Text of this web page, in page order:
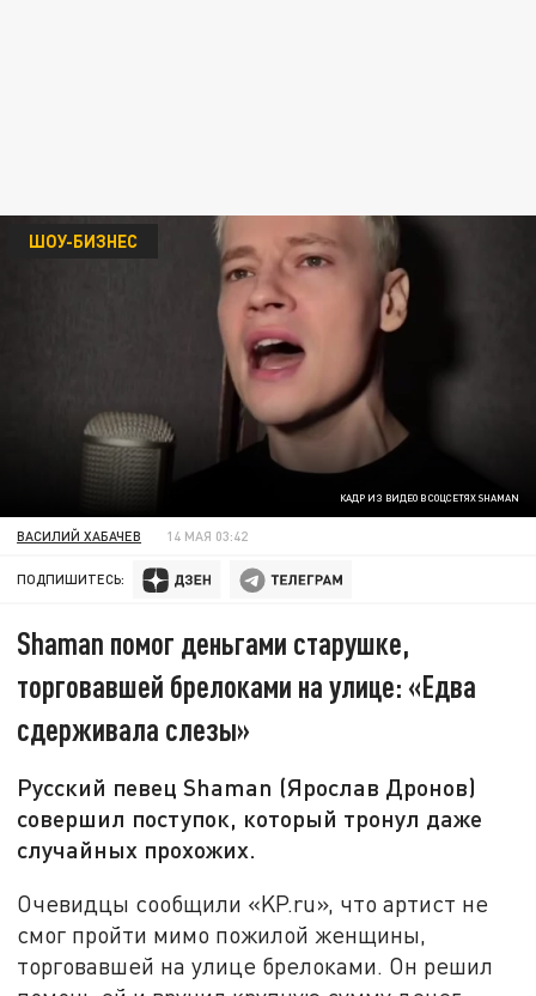
КАДР ИЗ ВИДЕО В СОЦСЕТЯХ SHAMAN
ШОУ-БИЗНЕС
ВАСИЛИЙ ХАБАЧЕВ 14 МАЯ 03:42
ПОДПИШИТЕСЬ:
Shaman помог деньгами старушке,
торговавшей брелоками на улице: «Едва
сдерживала слезы»
Русский певец Shaman (Ярослав Дронов)
совершил поступок, который тронул даже
случайных прохожих.
Очевидцы сообщили «KP.ru», что артист не
смог пройти мимо пожилой женщины,
торговавшей на улице брелоками. Он решил